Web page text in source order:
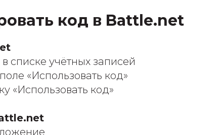
код в Battle.net
списке учётных записей
«Использовать код»
«Использовать код»